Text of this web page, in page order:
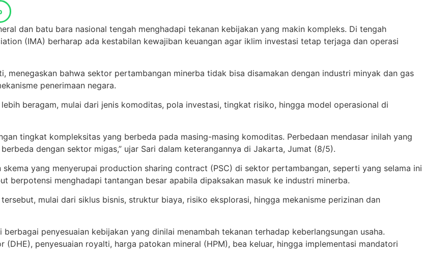
dan batu bara nasional tengah menghadapi tekanan kebijakan yang makin kompleks. Di tengah
(IMA) berharap ada kestabilan kewajiban keuangan agar iklim investasi tetap terjaga dan operasi
menegaskan bahwa sektor pertambangan minerba tidak bisa disamakan dengan industri minyak dan gas
penerimaan negara.
beragam, mulai dari jenis komoditas, pola investasi, tingkat risiko, hingga model operasional di
tingkat kompleksitas yang berbeda pada masing-masing komoditas. Perbedaan mendasar inilah yang
dengan sektor migas,” ujar Sari dalam keterangannya di Jakarta, Jumat (8/5).
yang menyerupai production sharing contract (PSC) di sektor pertambangan, seperti yang selama ini
berpotensi menghadapi tantangan besar apabila dipaksakan masuk ke industri minerba.
mulai dari siklus bisnis, struktur biaya, risiko eksplorasi, hingga mekanisme perizinan dan
penyesuaian kebijakan yang dinilai menambah tekanan terhadap keberlangsungan usaha.
penyesuaian royalti, harga patokan mineral (HPM), bea keluar, hingga implementasi mandatori